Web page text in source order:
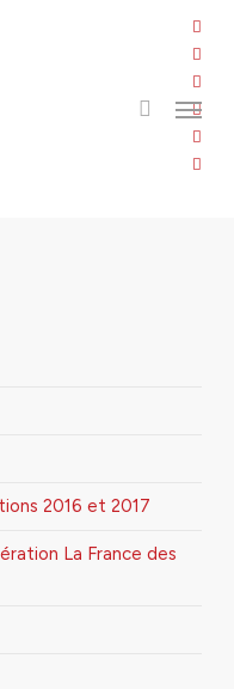
flickr
search
Menu
2016 et 2017
La France des